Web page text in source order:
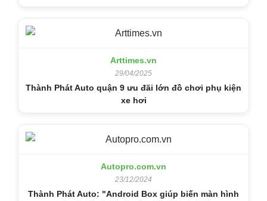
Arttimes.vn
29/04/2025
Thành Phát Auto quận 9 ưu đãi lớn đồ chơi phụ kiện
xe hơi
Autopro.com.vn
23/12/2024
Thành Phát Auto: "Android Box giúp biến màn hình